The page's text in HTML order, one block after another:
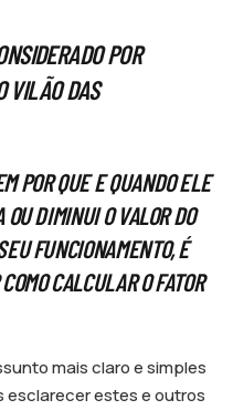
POR
VILÃO DAS
POR QUE E QUANDO ELE
DIMINUI O VALOR DO
FUNCIONAMENTO, É
CALCULAR O FATOR
mais claro e simples
esclarecer estes e outros